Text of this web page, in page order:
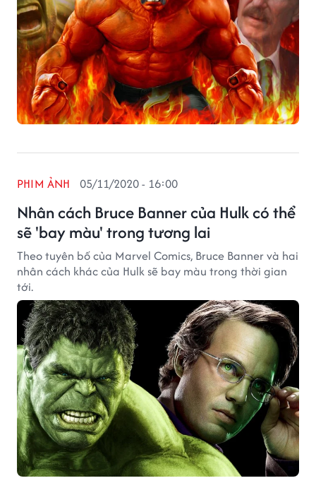
Nhân cách Bruce Banner của Hulk có thể
sẽ 'bay màu' trong tương lai
PHIM ẢNH 05/11/2020 - 16:00
Theo tuyên bố của Marvel Comics, Bruce Banner và hai
nhân cách khác của Hulk sẽ bay màu trong thời gian
tới.